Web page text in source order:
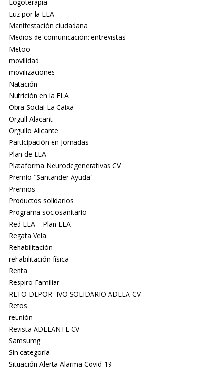
Logoterapia
Luz por la ELA
Manifestación ciudadana
Medios de comunicación: entrevistas
Metoo
movilidad
movilizaciones
Natación
Nutrición en la ELA
Obra Social La Caixa
Orgull Alacant
Orgullo Alicante
Participación en Jornadas
Plan de ELA
Plataforma Neurodegenerativas CV
Premio "Santander Ayuda"
Premios
Productos solidarios
Programa sociosanitario
Red ELA – Plan ELA
Regata Vela
Rehabilitación
rehabilitación física
Renta
Respiro Familiar
RETO DEPORTIVO SOLIDARIO ADELA-CV
Retos
reunión
Revista ADELANTE CV
Samsumg
Sin categoría
Situación Alerta Alarma Covid-19